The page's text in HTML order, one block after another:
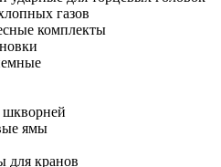
газов
комплекты
ямы
для кранов